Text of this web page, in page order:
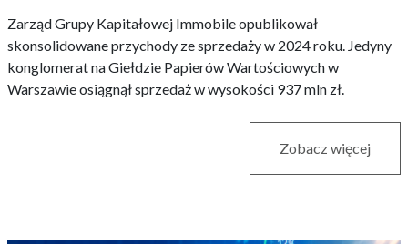
Zarząd Grupy Kapitałowej Immobile opublikował
skonsolidowane przychody ze sprzedaży w 2024 roku. Jedyny
konglomerat na Giełdzie Papierów Wartościowych w
Warszawie osiągnął sprzedaż w wysokości 937 mln zł.
Zobacz więcej